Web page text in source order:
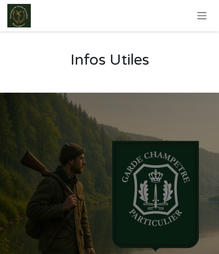
Se rendre au contenu
Infos Utiles